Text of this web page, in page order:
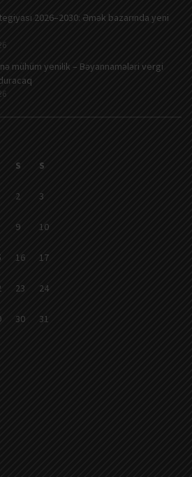
2026–2030: Əmək bazarında yeni
mühüm yenilik – Bəyannamələri vergi
S S
2 3
9 10
16 17
23 24
30
31